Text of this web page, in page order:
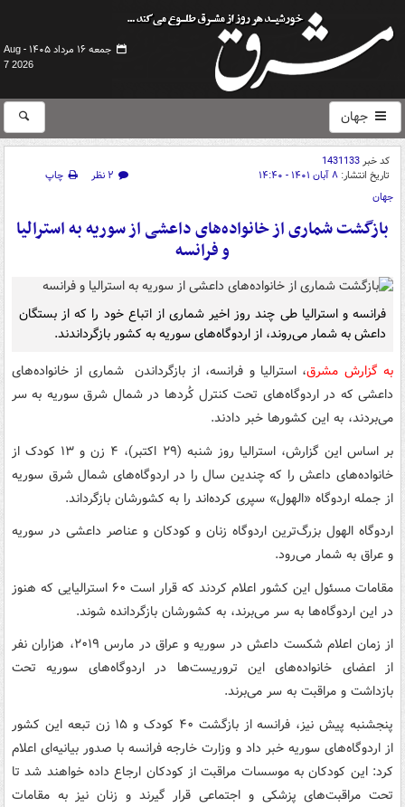
جمعه ۱۶ مرداد ۱۴۰۵ -
Aug
7 2026
جهان
کد خبر1431133
تاریخ انتشار: ۸ آبان ۱۴۰۱ - ۱۴:۴۰ ۲ نظر
چاپ
جهان
بازگشت شماری از خانواده‌های داعشی از سوریه به استرالیا
و فرانسه
فرانسه و استرالیا طی چند روز اخیر شماری از اتباع خود را که از بستگان
داعش به شمار می‌روند، از اردوگاه‌های سوریه به کشور بازگرداندند.
به گزارش مشرق، استرالیا و فرانسه، از بازگرداندن شماری از خانواده‌های
داعشی که در اردوگاه‌های تحت کنترل کُردها در شمال شرق سوریه به سر
می‌بردند، به این کشورها خبر دادند.
بر اساس این گزارش، استرالیا روز شنبه (۲۹ اکتبر)، ۴ زن و ۱۳ کودک از
خانواده‌های داعش را که چندین سال را در اردوگاه‌های شمال شرق سوریه
از جمله اردوگاه «الهول» سپری کرده‌اند را به کشورشان بازگرداند.
اردوگاه الهول بزرگ‌ترین اردوگاه زنان و کودکان و عناصر داعشی در سوریه
و عراق به شمار می‌رود.
مقامات مسئول این کشور اعلام کردند که قرار است ۶۰ استرالیایی که هنوز
در این اردوگاه‌ها به سر می‌برند، به کشورشان بازگردانده شوند.
از زمان اعلام شکست داعش در سوریه و عراق در مارس ۲۰۱۹، هزاران نفر
از اعضای خانواده‌های این تروریست‌ها در اردوگاه‌های سوریه تحت
بازداشت و مراقبت به سر می‌برند.
پنجشنبه پیش نیز، فرانسه از بازگشت ۴۰ کودک و ۱۵ زن تبعه این کشور
از اردوگاه‌های سوریه خبر داد و وزارت خارجه فرانسه با صدور بیانیه‌ای اعلام
کرد: این کودکان به موسسات مراقبت از کودکان ارجاع داده خواهند شد تا
تحت مراقبت‌های پزشکی و اجتماعی قرار گیرند و زنان نیز به مقامات